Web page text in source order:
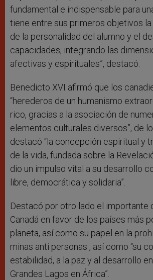
fundamental e indispensable para
tiene entre sus primeros objetivos
de la personalidad del alumno y el
capacidades, integrando las
afectivas y espirituales”, destacó.
Benedicto XVI afirmó que los
“herederos de un humanismo
rico, gracias a la asociación de
elementos culturales diversos”, de
destacó “la concepción espiritual y
de la vida, fundada sobre la
dio un impulso vital a su desarrollo
libre, democrática y solidaria”.
Destacó por otro lado el importante
Canadá en favor de los países más
planeta, así como su papel en la
minas anti personas , así como “su
estabilidad, a la paz y al desarrollo
Grandes Lagos en África”.